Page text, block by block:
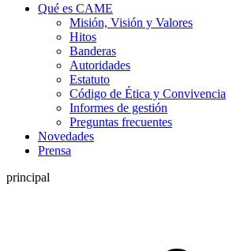
Qué es CAME
Misión, Visión y Valores
Hitos
Banderas
Autoridades
Estatuto
Código de Ética y Convivencia
Informes de gestión
Preguntas frecuentes
Novedades
Prensa
principal